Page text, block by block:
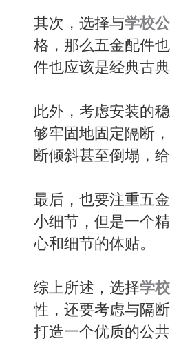
其次，选择与学校
格，那么五金配件
件也应该是经典古
此外，考虑安装的
够牢固地固定隔断
断倾斜甚至倒塌，
最后，也要注重五
小细节，但是一个
心和细节的体贴。
综上所述，选择学
性，还要考虑与隔
打造一个优质的公